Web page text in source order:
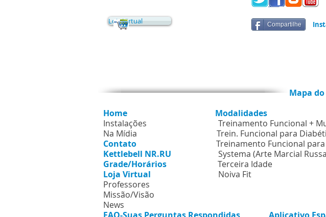
Loja Virtual Compartilhe
Mapa do
Home
Modalidades
Instalações
Treinamento Funcional +
Na Mídia
Trein. Funcional para
Contato
Treinamento Funcional
Kettlebell NR.RU
Systema (Arte Marcial Russa
Grade/Horários
Terceira Idade
Loja Virtual
Noiva Fit
Professores
Missão/Visão
News